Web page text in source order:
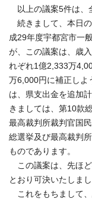
以上の議案5件は、
続きまして、本日
成29年度宇都宮市一
が、この議案は、歳
れぞれ1億2,333万
万6,000円に補正しよ
は、県支出金を追加
きましては、第10款
最高裁判所裁判官国
総選挙及び最高裁判
ものであります。
この議案は、先ほ
とおり可決いたしまし
これをもちまして、